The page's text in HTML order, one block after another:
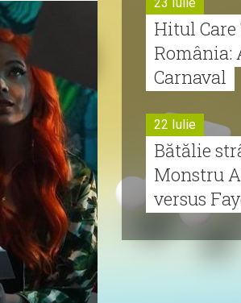
Hitul Care
România:
Carnaval
22 Iulie
Bătălie
Monstru
versus
21 Iulie